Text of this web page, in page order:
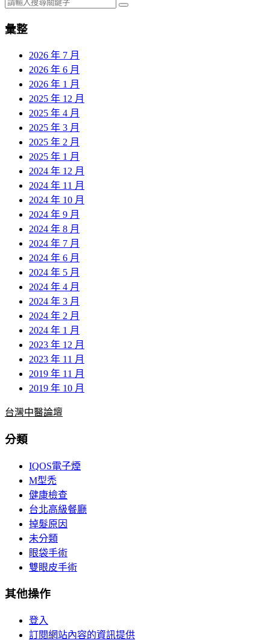
彙整
2026 年 7 月
2026 年 6 月
2026 年 1 月
2025 年 12 月
2025 年 4 月
2025 年 3 月
2025 年 2 月
2025 年 1 月
2024 年 12 月
2024 年 11 月
2024 年 10 月
2024 年 9 月
2024 年 8 月
2024 年 7 月
2024 年 6 月
2024 年 5 月
2024 年 4 月
2024 年 3 月
2024 年 2 月
2024 年 1 月
2023 年 12 月
2023 年 11 月
2019 年 11 月
2019 年 10 月
台灣中醫論壇
分類
IQOS電子煙
M型禿
健康檢查
台北高級餐廳
掉髮原因
未分類
眼袋手術
雙眼皮手術
其他操作
登入
訂閱網站內容的資訊提供